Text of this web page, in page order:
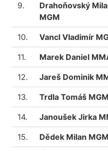
9.
Drahoňovský
MGM
10. Vancl Vladimír
11. Marek Daniel
12. Jareš Dominik
13. Trdla Tomáš MGM
14. Janoušek Jirka
15. Dědek Milan MGM